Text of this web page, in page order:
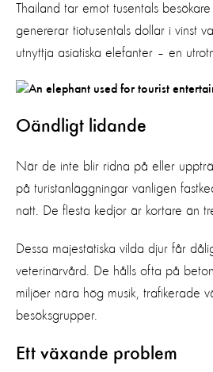
Thailand tar emot tusentals
genererar tiotusentals dollar i vinst
utnyttja asiatiska elefanter – en
Oändligt lidande
När de inte blir ridna på eller
på turistanläggningar vanligen
natt. De flesta kedjor är kortare än
Dessa majestätiska vilda djur får
veterinärvård. De hålls ofta på
miljöer nära hög musik, trafikerade
besöksgrupper.
Ett växande problem